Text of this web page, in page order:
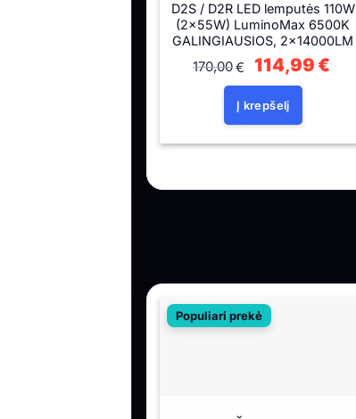
D2S / D2R LED lemputės 110W
(2×55W) LuminoMax 6500K
GALINGIAUSIOS, 2×14000LM
170,00€
Original
price
was:
170,00€.
114,99€
Į krepšelį
Populiari prekė